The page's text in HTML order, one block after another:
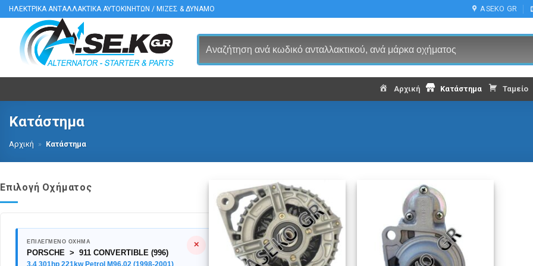
Μετάβαση
στο
περιεχόμενο
ΗΛΕΚΤΡΙΚΑ ΑΝΤΑΛΛΑΚΤΙΚΑ ΑΥΤΟΚΙΝΗΤΩΝ / ΜΙΖΕΣ & ΔΥΝΑΜΟ ASEKO GR
Αρχική Κατάστημα Ταμείο
Κατάστημα
Αρχική » Κατάστημα
Επιλογή Οχήματος
ΕΠΙΛΕΓΜΕΝΟ ΟΧΗΜΑ
PORSCHE > 911 CONVERTIBLE (996)
3.4 301hp 221kw Petrol M96.02 (1998-2001)
✕